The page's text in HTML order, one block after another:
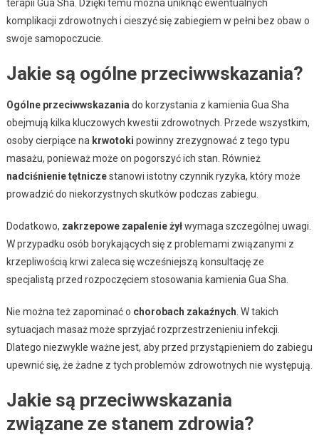
terapii Gua Sha. Dzięki temu można uniknąć ewentualnych
komplikacji zdrowotnych i cieszyć się zabiegiem w pełni bez obaw o
swoje samopoczucie.
Jakie są ogólne przeciwwskazania?
Ogólne przeciwwskazania do korzystania z kamienia Gua Sha
obejmują kilka kluczowych kwestii zdrowotnych. Przede wszystkim,
osoby cierpiące na krwotoki powinny zrezygnować z tego typu
masażu, ponieważ może on pogorszyć ich stan. Również
nadciśnienie tętniczestanowi istotny czynnik ryzyka, który może
prowadzić do niekorzystnych skutków podczas zabiegu.
Dodatkowo, zakrzepowe zapalenie żyłwymaga szczególnej uwagi.
W przypadku osób borykających się z problemami związanymi z
krzepliwością krwi zaleca się wcześniejszą konsultację ze
specjalistą przed rozpoczęciem stosowania kamienia Gua Sha.
Nie można też zapominać o chorobach zakaźnych . W takich
sytuacjach masaż może sprzyjać rozprzestrzenieniu infekcji.
Dlatego niezwykle ważne jest, aby przed przystąpieniem do zabiegu
upewnić się, że żadne z tych problemów zdrowotnych nie występują.
Jakie są przeciwwskazania
związane ze stanem zdrowia?